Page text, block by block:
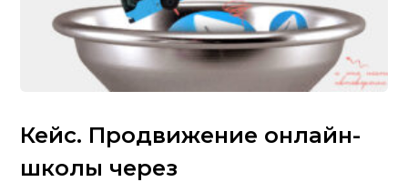
Кейс. Продвижение онлайн-
школы через